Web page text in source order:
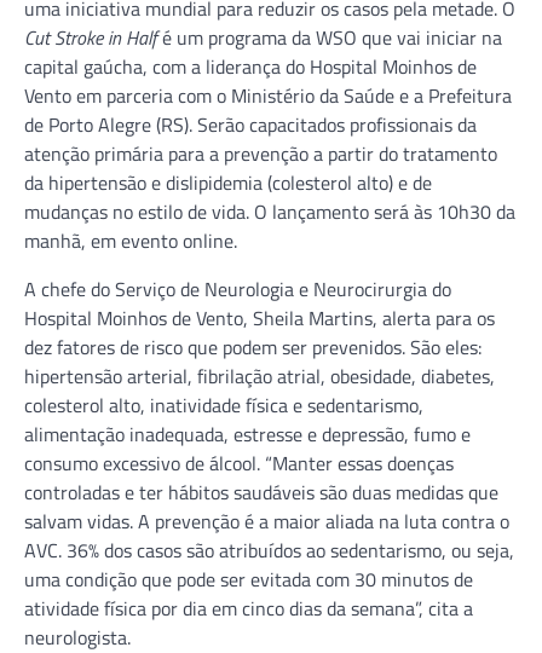
uma iniciativa mundial para reduzir os casos pela metade. O
Cut Stroke in Halfé um programa da WSO que vai iniciar na
capital gaúcha, com a liderança do Hospital Moinhos de
Vento em parceria com o Ministério da Saúde e a Prefeitura
de Porto Alegre (RS). Serão capacitados profissionais da
atenção primária para a prevenção a partir do tratamento
da hipertensão e dislipidemia (colesterol alto) e de
mudanças no estilo de vida. O lançamento será às 10h30 da
manhã, em evento online.
A chefe do Serviço de Neurologia e Neurocirurgia do
Hospital Moinhos de Vento, Sheila Martins, alerta para os
dez fatores de risco que podem ser prevenidos. São eles:
hipertensão arterial, fibrilação atrial, obesidade, diabetes,
colesterol alto, inatividade física e sedentarismo,
alimentação inadequada, estresse e depressão, fumo e
consumo excessivo de álcool. “Manter essas doenças
controladas e ter hábitos saudáveis são duas medidas que
salvam vidas. A prevenção é a maior aliada na luta contra o
AVC. 36% dos casos são atribuídos ao sedentarismo, ou seja,
uma condição que pode ser evitada com 30 minutos de
atividade física por dia em cinco dias da semana”, cita a
neurologista.